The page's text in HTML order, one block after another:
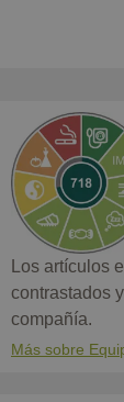
Los artículos
contrastados
compañía.
Más sobre